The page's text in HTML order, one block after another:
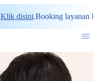
Klik disini.Booking layanan